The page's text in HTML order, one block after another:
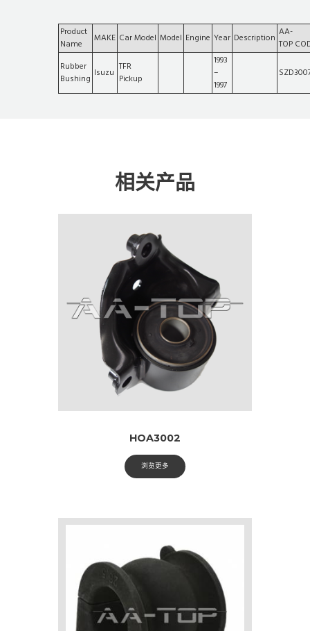
Product
Name
MAKE Car Model Model Engine Year Description AA-
TOP
Rubber
Bushing Isuzu TFR
Pickup
1993
–
1997
相关产品
HOA3002
浏览更多